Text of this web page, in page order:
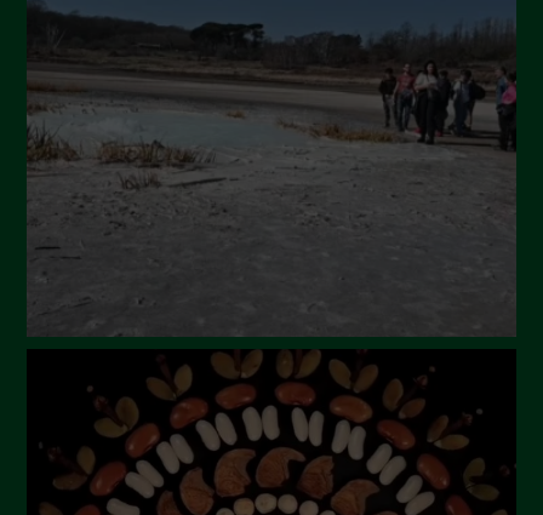
Settembre 2024
Luglio 2024
Maggio 2024
Aprile 2024
Marzo 2024
Febbraio 2024
Ottobre 2023
Settembre 2023
Agosto 2023